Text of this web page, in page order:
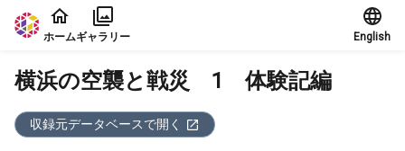
本文に飛ぶ
ホームギャラリー English
横浜の空襲と戦災 1 体験記編
収録元データベースで開く